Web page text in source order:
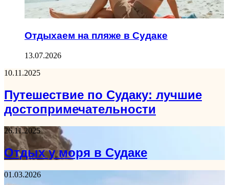
Отдыхаем на пляже в Судаке
13.07.2026
10.11.2025
Путешествие по Судаку: лучшие
достопримечательности
26.11.2025
Отдых у моря в Судаке
01.03.2026